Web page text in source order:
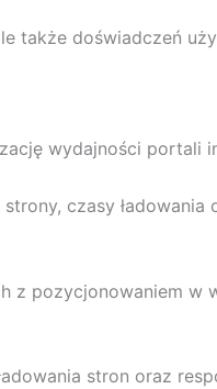
także doświadczeń
wydajności portali
czasy ładowania
z pozycjonowaniem w
stron oraz